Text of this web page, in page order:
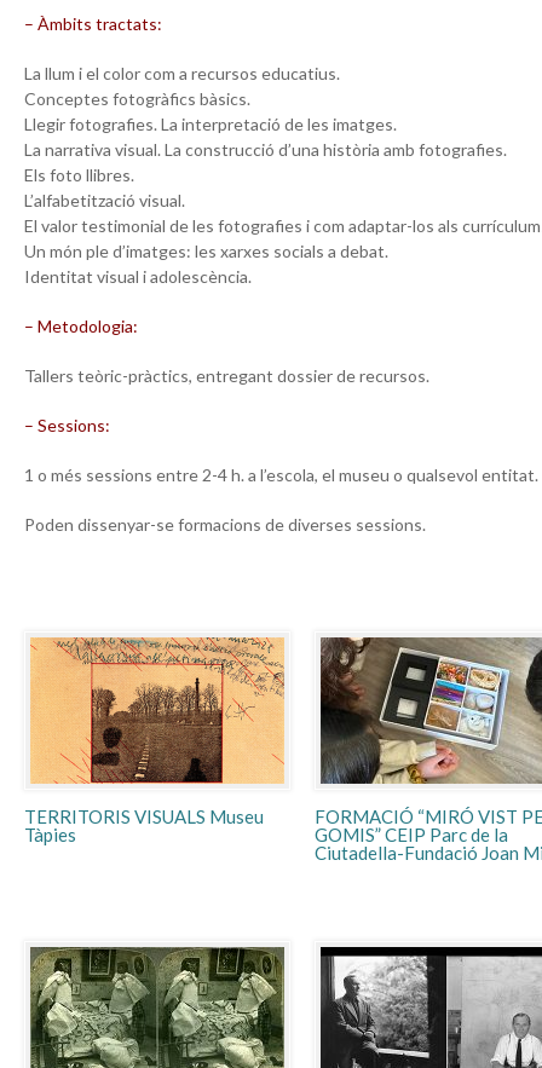
– Àmbits tractats:
La llum i el color com a recursos educatius.
Conceptes fotogràfics bàsics.
Llegir fotografies. La interpretació de les imatges.
La narrativa visual. La construcció d’una història amb fotografies.
Els foto llibres.
L’alfabetització visual.
El valor testimonial de les fotografies i com adaptar-los als
Un món ple d’imatges: les xarxes socials a debat.
Identitat visual i adolescència.
– Metodologia:
Tallers teòric-pràctics, entregant dossier de recursos.
– Sessions:
1 o més sessions entre 2-4 h. a l’escola, el museu o qualsevol entitat.
Poden dissenyar-se formacions de diverses sessions.
TERRITORIS VISUALS Museu
Tàpies
FORMACIÓ “MIRÓ VIST
GOMIS” CEIP Parc de la
Ciutadella-Fundació Joan